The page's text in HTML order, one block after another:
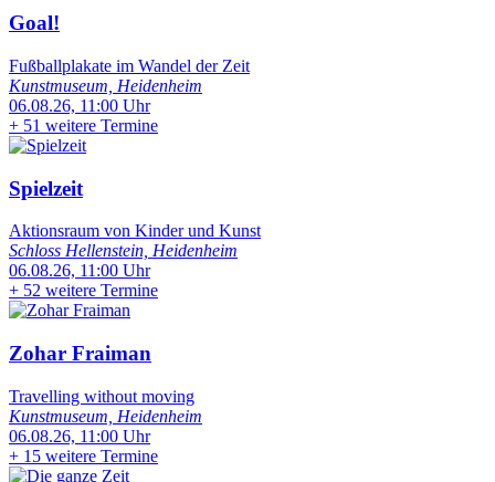
Goal!
Fußballplakate im Wandel der Zeit
Kunstmuseum, Heidenheim
06.08.26, 11:00 Uhr
+ 51 weitere Termine
Spielzeit
Aktionsraum von Kinder und Kunst
Schloss Hellenstein, Heidenheim
06.08.26, 11:00 Uhr
+ 52 weitere Termine
Zohar Fraiman
Travelling without moving
Kunstmuseum, Heidenheim
06.08.26, 11:00 Uhr
+ 15 weitere Termine